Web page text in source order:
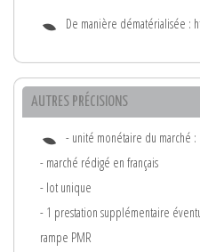
De manière dématérialisée :
AUTRES PRÉCISIONS
- unité monétaire du marché :
- marché rédigé en français
- lot unique
- 1 prestation supplémentaire
rampe PMR